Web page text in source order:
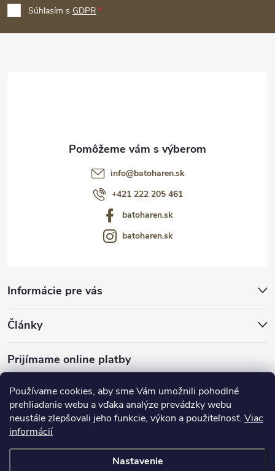
Používame cookies, aby sme Vám umožnili pohodlné
prehliadanie webu a vďaka analýze prevádzky webu
neustále zlepšovali jeho funkcie, výkon a použiteľnosť. Viac
informácií
Nastavenie
p
ä
Súhlasím s GDPR
Informácie pre vás
Články
Prijímame online platby
info@batoharen.sk
+421 222 205 461
batoharen.sk
batoharen.sk